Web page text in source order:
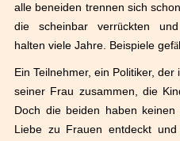
alle beneiden trennen sich
die scheinbar verrückten und
halten viele Jahre. Beispiele gefä
Ein Teilnehmer, ein Politiker, der
seiner Frau zusammen, die
Doch die beiden haben
Liebe zu Frauen entdeckt